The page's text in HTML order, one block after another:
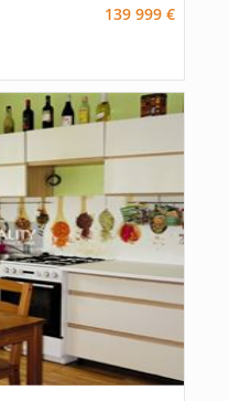
139 999 €